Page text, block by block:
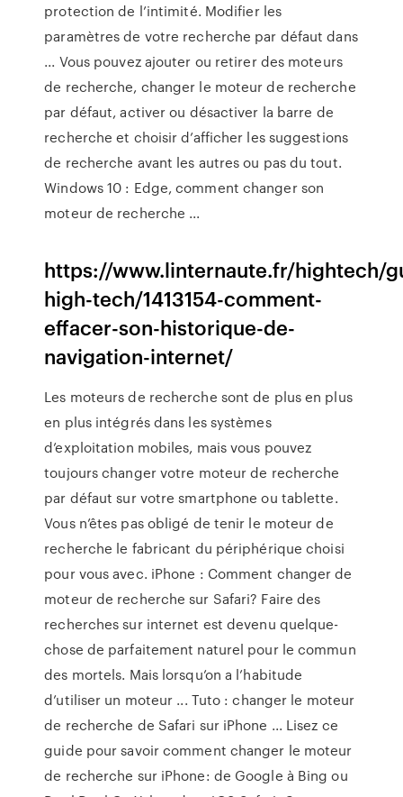
protection de l’intimité. Modifier les
paramètres de votre recherche par défaut dans
... Vous pouvez ajouter ou retirer des moteurs
de recherche, changer le moteur de recherche
par défaut, activer ou désactiver la barre de
recherche et choisir d’afficher les suggestions
de recherche avant les autres ou pas du tout.
Windows 10 : Edge, comment changer son
moteur de recherche ...
https://www.linternaute.fr/hightech/
high-tech/1413154-comment-
effacer-son-historique-de-
navigation-internet/
Les moteurs de recherche sont de plus en plus
en plus intégrés dans les systèmes
d’exploitation mobiles, mais vous pouvez
toujours changer votre moteur de recherche
par défaut sur votre smartphone ou tablette.
Vous n’êtes pas obligé de tenir le moteur de
recherche le fabricant du périphérique choisi
pour vous avec. iPhone : Comment changer de
moteur de recherche sur Safari? Faire des
recherches sur internet est devenu quelque-
chose de parfaitement naturel pour le commun
des mortels. Mais lorsqu’on a l’habitude
d’utiliser un moteur ... Tuto : changer le moteur
de recherche de Safari sur iPhone ... Lisez ce
guide pour savoir comment changer le moteur
de recherche sur iPhone: de Google à Bing ou